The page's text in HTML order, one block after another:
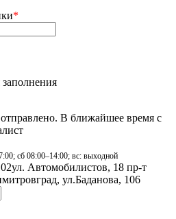
*
В ближайшее время с
сб 08:00–14:00; вс: выходной
ул. Автомобилистов, 18 пр-т
ул.Баданова, 106